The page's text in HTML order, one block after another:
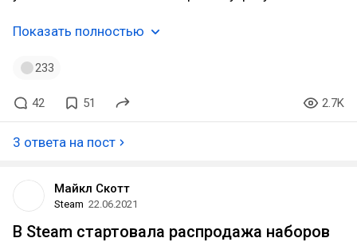
Показать полностью
233
42 51 2.7K
3 ответа на пост
Майкл Скотт
Steam 22.06.2021
В Steam стартовала распродажа наборов